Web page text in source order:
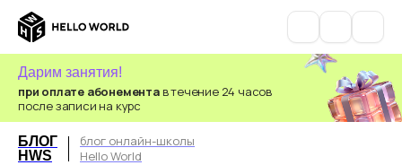
при оплате абонементав течение 24 часов
после записи на курс
Дарим занятия!
БЛОГ
HWS
блог онлайн-школы
Hello World